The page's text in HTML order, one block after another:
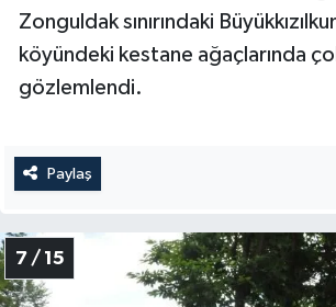
Zonguldak sınırındaki
köyündeki kestane ağaçlarında
gözlemlendi.
Paylaş
7 / 15